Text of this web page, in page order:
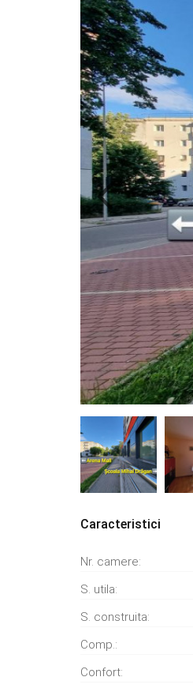
Caracteristici
Nr. camere:
S. utila:
S. construita:
Comp.:
Confort: